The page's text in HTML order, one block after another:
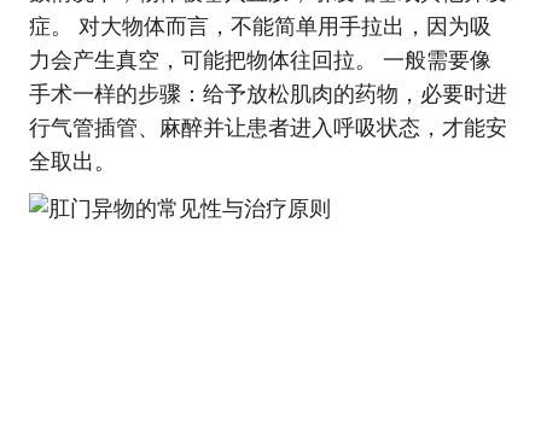
症。 对大物体而言，不能简单用手拉出，因为吸
力会产生真空，可能把物体往回拉。 一般需要像
手术一样的步骤：给予放松肌肉的药物，必要时进
行气管插管、麻醉并让患者进入呼吸状态，才能安
全取出。